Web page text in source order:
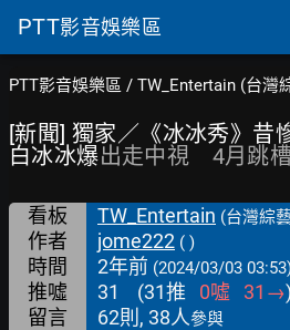
PTT影音娛樂區
PTT影音娛樂區 / TW_Entertain (台灣
[新聞] 獨家／《冰冰秀》昔
白冰冰爆出走中視 4月跳
看板 TW_Entertain (台灣綜
作者 jome222 ( )
時間 2年前 (2024/03/03
推噓 31 (31推 0噓 31 →)
留言
62則, 38人參與